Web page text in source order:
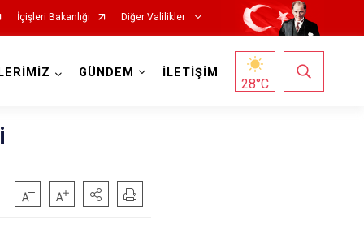
İçişleri Bakanlığı Diğer Valilikler
GÜNDEM İLETİŞİM
28°C